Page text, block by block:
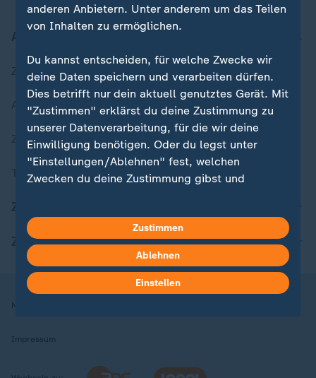
Zuletzt veröffentlicht
Aktuelle Sendungs-Videos
ZDFheute Stories
Themen im Überblick
ZDFheute Apps
Nutzungsbedingungen
Impressum
anderen Anbietern. Unter anderem um das Teilen
von Inhalten zu ermöglichen.
Du kannst entscheiden, für welche Zwecke wir
deine Daten speichern und verarbeiten dürfen.
Dies betrifft nur dein aktuell genutztes Gerät. Mit
"Zustimmen" erklärst du deine Zustimmung zu
unserer Datenverarbeitung, für die wir deine
Einwilligung benötigen. Oder du legst unter
"Einstellungen/Ablehnen" fest, welchen
Zwecken du deine Zustimmung gibst und
in deinen Einstellungen widerrufen oder ändern.
Hier findest du das Impressum.
Weitere Informationen findest du in unserer
Datenschutzerklärung.
Zustimmen
Ablehnen
Einstellen